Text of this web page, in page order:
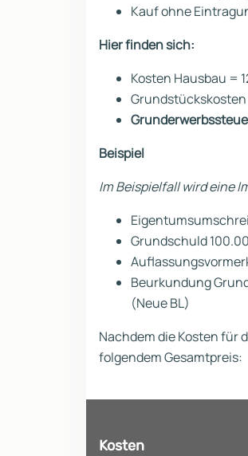
Kauf ohne
Hier finden sich:
Kosten Hausbau =
Beispiel
Im Beispielfall wird eine
Grundschuld
Beurkundung
(Neue BL)
Nachdem die Kosten für
folgendem Gesamtpreis:
Kosten